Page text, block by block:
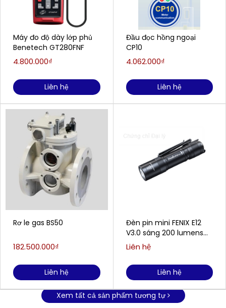
Máy đo độ dày lớp phủ
Benetech GT280FNF
4.800.000₫
Liên hệ
Rơ le gas BS50
182.500.000₫
Liên hệ
Đầu đọc hồng ngoại
CP10
4.062.000₫
Liên hệ
Đèn pin mini FENIX E12
V3.0 sáng 200 lumens
chiếu xa 78m
Liên hệ
Liên hệ
Xem tất cả sản phẩm tương tự